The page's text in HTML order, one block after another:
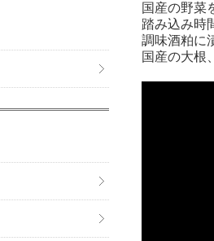
国産の野菜
踏み込み時
調味酒粕に
国産の大根